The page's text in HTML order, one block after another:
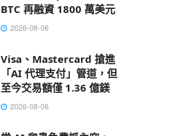
BTC 再融資 1800 萬美元
2026-08-06
Visa、Mastercard 搶進
「AI 代理支付」管道，但
至今交易額僅 1.36 億鎂
2026-08-06